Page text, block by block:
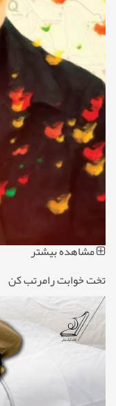
مشاهده بیشتر
تخت خوابت رامرتب کن